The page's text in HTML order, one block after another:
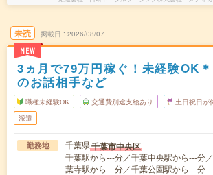
未読
NEW
掲載日 2026/08/07
3ヵ月で79万円稼ぐ！未経験OK
のお話相手など
職種未経験OK 交通費別途支給あり 土日祝日が
派遣
勤務地 千葉県千葉市中央区
千葉駅から---分／千葉中央駅から---分
葉寺駅から---分／千葉公園駅から---分